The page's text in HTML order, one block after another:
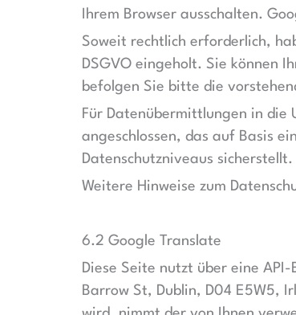
Ihrem Browser ausschalten.
Soweit rechtlich erforderlich,
DSGVO eingeholt. Sie können
befolgen Sie bitte die
Für Datenübermittlungen in die
angeschlossen, das auf Basis
Datenschutzniveaus sicherstellt.
Weitere Hinweise zum
6.2 Google Translate
Diese Seite nutzt über eine
Barrow St, Dublin, D04 E5W5,